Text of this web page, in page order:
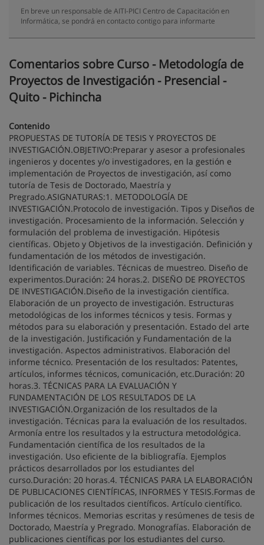
En breve un responsable de AITI-PICI Centro de Capacitación en
Informática, se pondrá en contacto contigo para informarte
Comentarios sobre Curso - Metodología de
Proyectos de Investigación - Presencial -
Quito - Pichincha
Contenido
PROPUESTAS DE TUTORÍA DE TESIS Y PROYECTOS DE
INVESTIGACIÓN.OBJETIVO:Preparar y asesor a profesionales
ingenieros y docentes y/o investigadores, en la gestión e
implementación de Proyectos de investigación, así como
tutoría de Tesis de Doctorado, Maestría y
Pregrado.ASIGNATURAS:1. METODOLOGÍA DE
INVESTIGACIÓN.Protocolo de investigación. Tipos y Diseños de
investigación. Procesamiento de la información. Selección y
formulación del problema de investigación. Hipótesis
científicas. Objeto y Objetivos de la investigación. Definición y
fundamentación de los métodos de investigación.
Identificación de variables. Técnicas de muestreo. Diseño de
experimentos.Duración: 24 horas.2. DISEÑO DE PROYECTOS
DE INVESTIGACIÓN.Diseño de la investigación científica.
Elaboración de un proyecto de investigación. Estructuras
metodológicas de los informes técnicos y tesis. Formas y
métodos para su elaboración y presentación. Estado del arte
de la investigación. Justificación y Fundamentación de la
investigación. Aspectos administrativos. Elaboración del
informe técnico. Presentación de los resultados: Patentes,
artículos, informes técnicos, comunicación, etc.Duración: 20
horas.3. TÉCNICAS PARA LA EVALUACIÓN Y
FUNDAMENTACIÓN DE LOS RESULTADOS DE LA
INVESTIGACIÓN.Organización de los resultados de la
investigación. Técnicas para la evaluación de los resultados.
Armonía entre los resultados y la estructura metodológica.
Fundamentación científica de los resultados de la
investigación. Uso eficiente de la bibliografía. Ejemplos
prácticos desarrollados por los estudiantes del
curso.Duración: 20 horas.4. TÉCNICAS PARA LA ELABORACIÓN
DE PUBLICACIONES CIENTÍFICAS, INFORMES Y TESIS.Formas de
publicación de los resultados científicos. Artículo científico.
Informes técnicos. Memorias escritas y resúmenes de tesis de
Doctorado, Maestría y Pregrado. Monografías. Elaboración de
publicaciones científicas por los estudiantes del curso.